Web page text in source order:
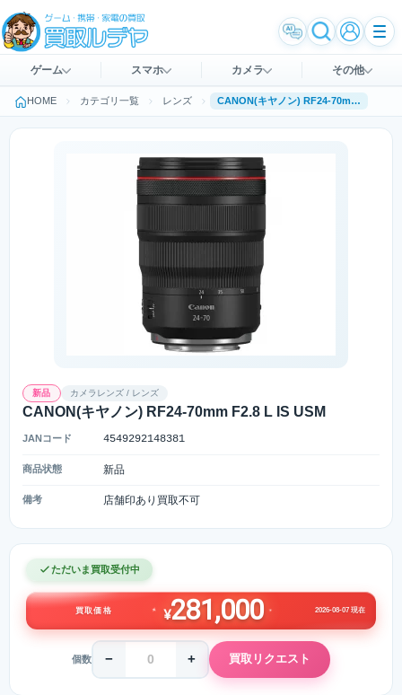
ゲーム スマホ カメラ その他
HOME カテゴリ一覧 レンズ CANON(キヤノン) RF24-70mm F2.8 L IS USM
新品 カメラレンズ / レンズ
CANON(キヤノン) RF24-70mm F2.8 L IS USM
JANコード 4549292148381
商品状態 新品
備考 店舗印あり買取不可
ただいま買取受付中
買取価格 ¥281,000 2026-08-07 現在
個数 − + 買取リクエスト